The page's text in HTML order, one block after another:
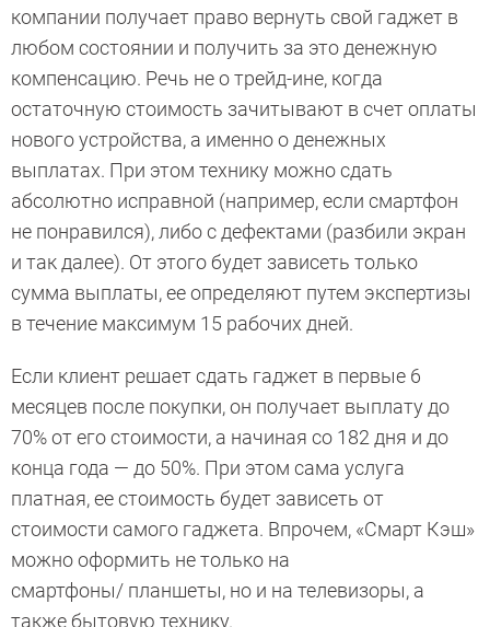
компании получает право вернуть свой гаджет в
любом состоянии и получить за это денежную
компенсацию. Речь не о трейд-ине, когда
остаточную стоимость зачитывают в счет оплаты
нового устройства, а именно о денежных
выплатах. При этом технику можно сдать
абсолютно исправной (например, если смартфон
не понравился), либо с дефектами (разбили экран
и так далее). От этого будет зависеть только
сумма выплаты, ее определяют путем экспертизы
в течение максимум 15 рабочих дней.
Если клиент решает сдать гаджет в первые 6
месяцев после покупки, он получает выплату до
70% от его стоимости, а начиная со 182 дня и до
конца года — до 50%. При этом сама услуга
платная, ее стоимость будет зависеть от
стоимости самого гаджета. Впрочем, «Смарт Кэш»
можно оформить не только на
смартфоны/ планшеты, но и на телевизоры, а
также бытовую технику.